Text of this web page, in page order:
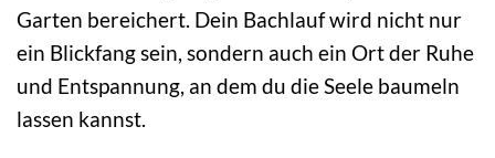
Garten bereichert. Dein Bachlauf wird nicht nur
ein Blickfang sein, sondern auch ein Ort der Ruhe
und Entspannung, an dem du die Seele baumeln
lassen kannst.